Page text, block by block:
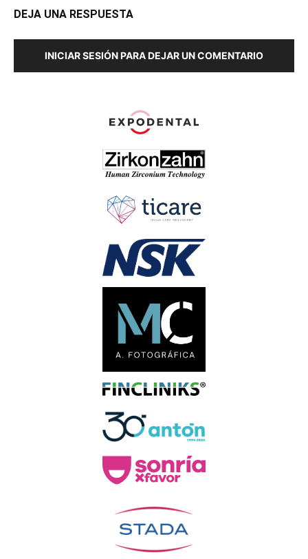
DEJA UNA RESPUESTA
INICIAR SESIÓN PARA DEJAR UN COMENTARIO